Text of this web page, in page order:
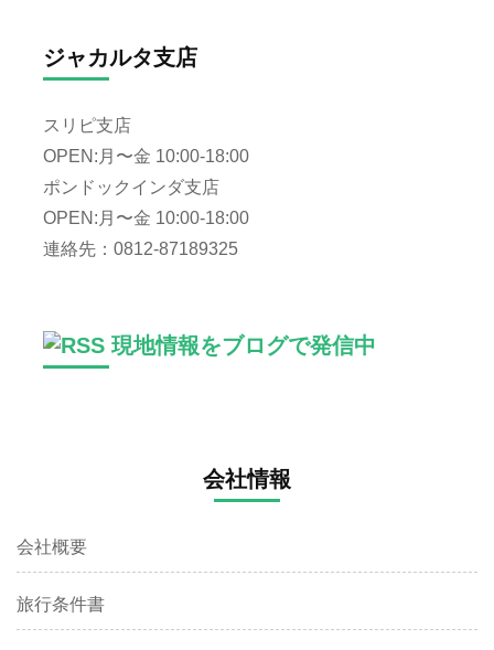
ジャカルタ支店
スリピ支店
OPEN:月〜金 10:00-18:00
ポンドックインダ支店
OPEN:月〜金 10:00-18:00
連絡先：0812-87189325
現地情報をブログで発信中
会社情報
会社概要
旅行条件書